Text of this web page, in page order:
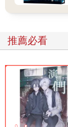
推薦必看